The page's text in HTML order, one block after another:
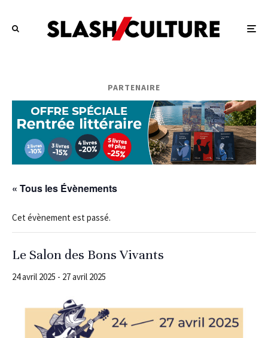
PARTENAIRE
« Tous les Évènements
Cet évènement est passé.
Le Salon des Bons Vivants
24 avril 2025 - 27 avril 2025